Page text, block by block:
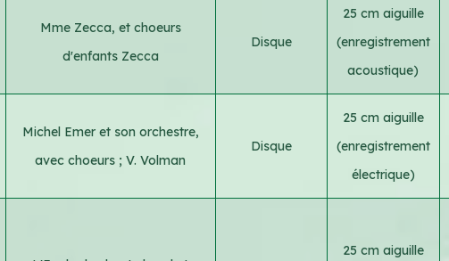
Mme Zecca, et choeurs
d'enfants Zecca
Disque
25 cm aiguille
(enregistrement
acoustique)
Michel Emer et son orchestre,
avec choeurs ;V. Volman
Disque
25 cm aiguille
(enregistrement
électrique)
25 cm aiguille